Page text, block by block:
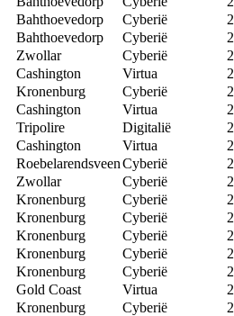
Bahthoevedorp Cyberië
Bahthoevedorp Cyberië
Zwollar Cyberië
Cashington Virtua
Kronenburg Cyberië
Cashington Virtua
Tripolire Digitalië
Cashington Virtua
RoebelarendsveenCyberië
Zwollar Cyberië
Kronenburg Cyberië
Kronenburg Cyberië
Kronenburg Cyberië
Kronenburg Cyberië
Kronenburg Cyberië
Gold Coast Virtua
Kronenburg Cyberië